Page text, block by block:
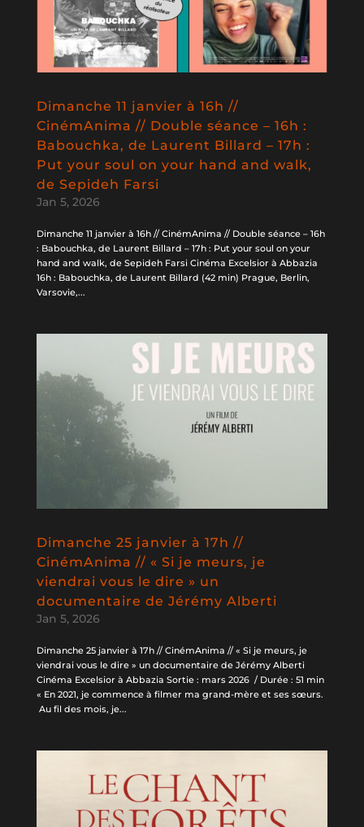
Dimanche 11 janvier à 16h //
CinémAnima // Double séance – 16h :
Babouchka, de Laurent Billard – 17h :
Put your soul on your hand and walk,
de Sepideh Farsi
Jan 5, 2026
Dimanche 11 janvier à 16h // CinémAnima // Double séance – 16h
: Babouchka, de Laurent Billard – 17h : Put your soul on your
hand and walk, de Sepideh Farsi Cinéma Excelsior à Abbazia
16h : Babouchka, de Laurent Billard (42 min) Prague, Berlin,
Varsovie,...
Dimanche 25 janvier à 17h //
CinémAnima // « Si je meurs, je
viendrai vous le dire » un
documentaire de Jérémy Alberti
Jan 5, 2026
Dimanche 25 janvier à 17h // CinémAnima // « Si je meurs, je
viendrai vous le dire » un documentaire de Jérémy Alberti
Cinéma Excelsior à Abbazia Sortie : mars 2026 / Durée : 51 min
« En 2021, je commence à filmer ma grand-mère et ses sœurs.
Au fil des mois, je...